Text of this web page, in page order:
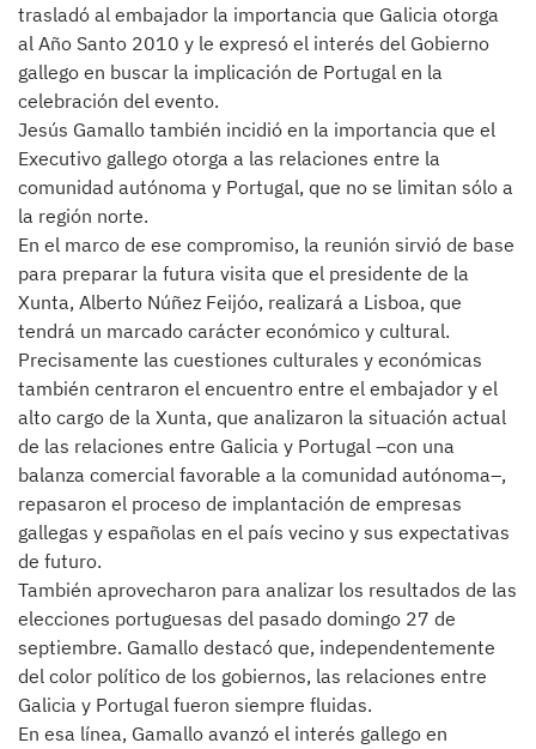
trasladó al embajador la importancia que Galicia otorga
al Año Santo 2010 y le expresó el interés del Gobierno
gallego en buscar la implicación de Portugal en la
celebración del evento.
Jesús Gamallo también incidió en la importancia que el
Executivo gallego otorga a las relaciones entre la
comunidad autónoma y Portugal, que no se limitan sólo a
la región norte.
En el marco de ese compromiso, la reunión sirvió de base
para preparar la futura visita que el presidente de la
Xunta, Alberto Núñez Feijóo, realizará a Lisboa, que
tendrá un marcado carácter económico y cultural.
Precisamente las cuestiones culturales y económicas
también centraron el encuentro entre el embajador y el
alto cargo de la Xunta, que analizaron la situación actual
de las relaciones entre Galicia y Portugal –con una
balanza comercial favorable a la comunidad autónoma–,
repasaron el proceso de implantación de empresas
gallegas y españolas en el país vecino y sus expectativas
de futuro.
También aprovecharon para analizar los resultados de las
elecciones portuguesas del pasado domingo 27 de
septiembre. Gamallo destacó que, independentemente
del color político de los gobiernos, las relaciones entre
Galicia y Portugal fueron siempre fluidas.
En esa línea, Gamallo avanzó el interés gallego en